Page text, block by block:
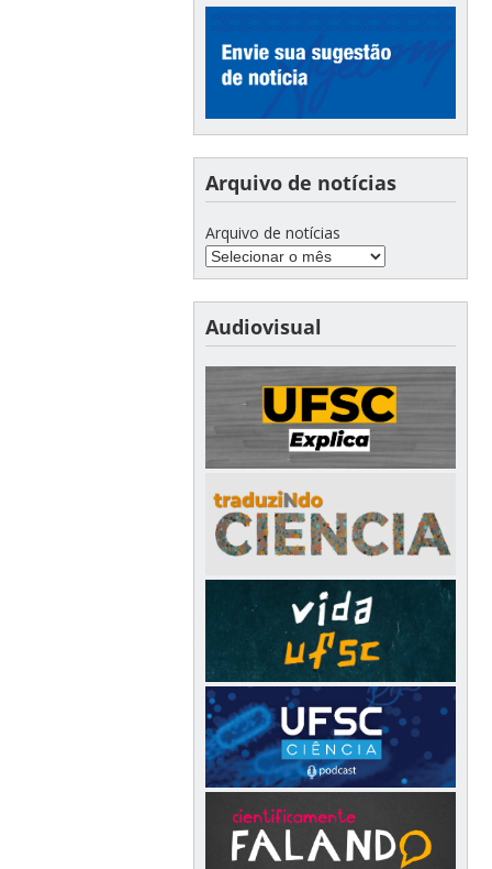
Arquivo de notícias
Arquivo de notícias
Audiovisual